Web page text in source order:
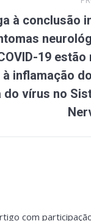
à conclusão
19 estão
inflamação
do vírus no
com